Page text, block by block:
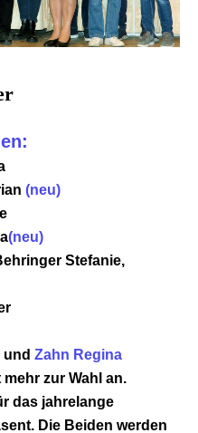
(neu)
(neu)
Stefanie,
und Zahn Regina
zur Wahl an.
das jahrelange
Die Beiden werden